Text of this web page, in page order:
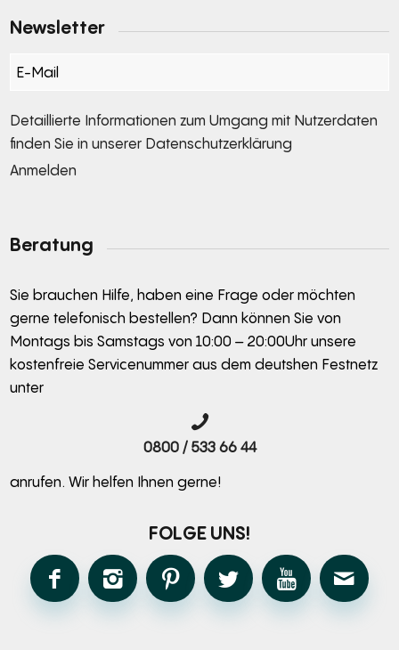
Newsletter
Section
Detaillierte Informationen zum Umgang mit Nutzerdaten
finden Sie in unserer Datenschutzerklärung
Anmelden
Beratung
Sie brauchen Hilfe, haben eine Frage oder möchten
gerne telefonisch bestellen? Dann können Sie von
Montags bis Samstags von 10:00 – 20:00Uhr unsere
kostenfreie Servicenummer aus dem deutshen Festnetz
unter
0800 / 533 66 44
anrufen. Wir helfen Ihnen gerne!
FOLGE UNS!